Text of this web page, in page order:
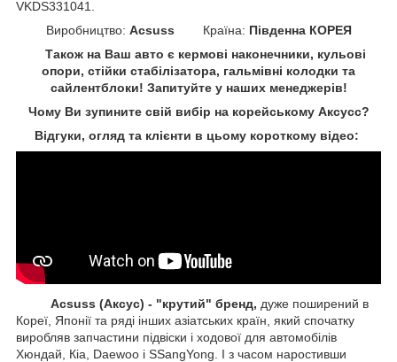
VKDS331041.
Виробництво: Acsuss Країна: Південна КОРЕЯ
Також на Ваш авто є кермові наконечники, кульові
опори, стійки стабілізатора, гальмівні колодки та
сайлентблоки! Запитуйте у наших менеджерів!
Чому Ви зупините свій вибір на корейському Аксусс?
Відгуки, огляд та клієнти в цьому короткому відео:
Acsuss (Аксус) - "крутий" бренд, дуже поширений в
Кореї, Японії та ряді інших азіатських країн, який спочатку
виробляв запчастини підвіски і ходової для автомобілів
Хюндай, Кіа, Daewoo і SSangYong. І з часом наростивши